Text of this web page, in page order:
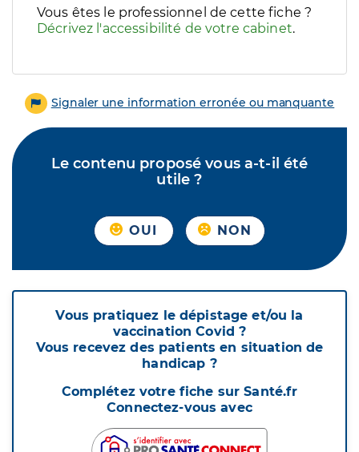
Vous êtes le professionnel de cette fiche ?
Décrivez l'accessibilité de votre cabinet.
Signaler une information erronée ou manquante
Le contenu proposé vous a-t-il été
utile ?
OUI NON
Vous pratiquez le dépistage et/ou la
vaccination Covid ?
Vous recevez des patients en situation de
handicap ?
Complétez votre fiche sur Santé.fr
Connectez-vous avec